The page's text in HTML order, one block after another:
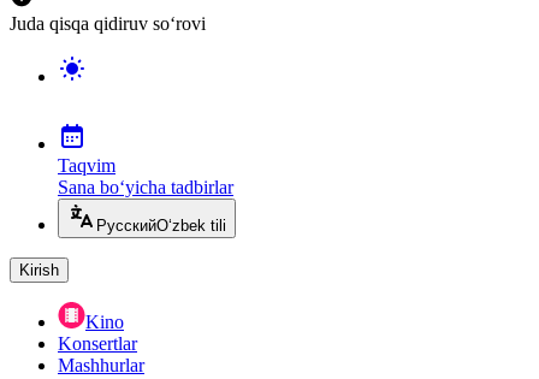
Juda qisqa qidiruv so‘rovi
Taqvim
Sana bo‘yicha tadbirlar
РусскийO‘zbek tili
Kirish
Kino
Konsertlar
Mashhurlar